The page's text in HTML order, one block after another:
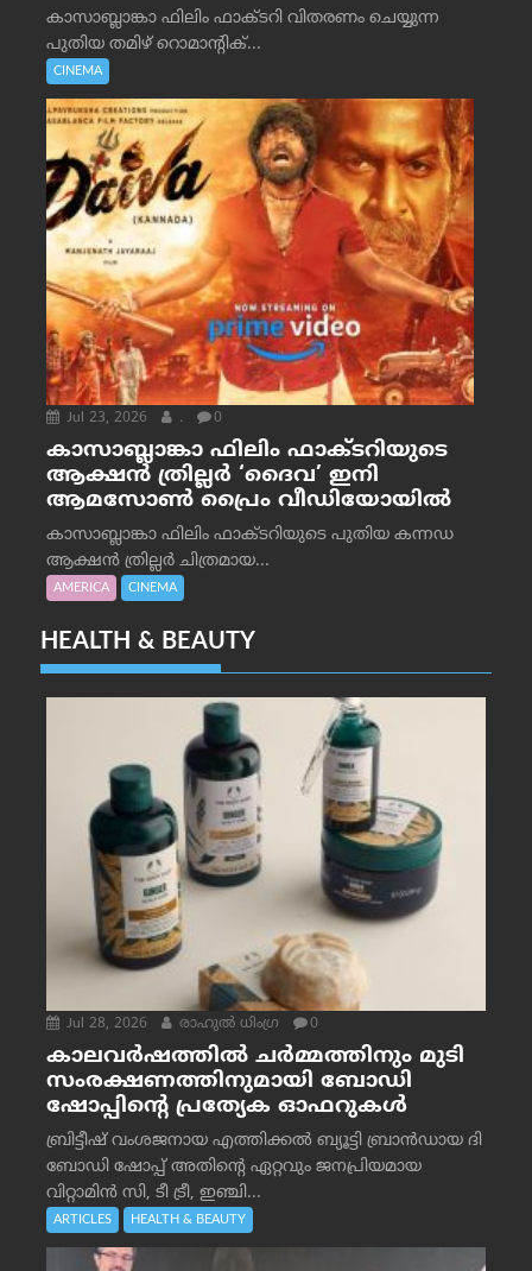
കാസാബ്ലാങ്കാ ഫിലിം ഫാക്ടറി വിതരണം ചെയ്യുന്ന
പുതിയ തമിഴ് റൊമാന്റിക്...
CINEMA
Jul 23, 2026 . 0
കാസാബ്ലാങ്കാ ഫിലിം ഫാക്ടറിയുടെ
ആക്ഷൻ ത്രില്ലർ ‘ദൈവ’ ഇനി
ആമസോൺ പ്രൈം വീഡിയോയിൽ
കാസാബ്ലാങ്കാ ഫിലിം ഫാക്ടറിയുടെ പുതിയ കന്നഡ
ആക്ഷൻ ത്രില്ലർ ചിത്രമായ...
AMERICA CINEMA
HEALTH & BEAUTY
Jul 28, 2026 രാഹുല്‍ ധിംഗ്ര 0
കാലവർഷത്തിൽ ചർമ്മത്തിനും മുടി
സംരക്ഷണത്തിനുമായി ബോഡി
ഷോപ്പിന്റെ പ്രത്യേക ഓഫറുകൾ
ബ്രിട്ടീഷ് വംശജനായ എത്തിക്കൽ ബ്യൂട്ടി ബ്രാൻഡായ ദി
ബോഡി ഷോപ്പ് അതിന്റെ ഏറ്റവും ജനപ്രിയമായ
വിറ്റാമിൻ സി, ടീ ട്രീ, ഇഞ്ചി...
ARTICLES HEALTH & BEAUTY